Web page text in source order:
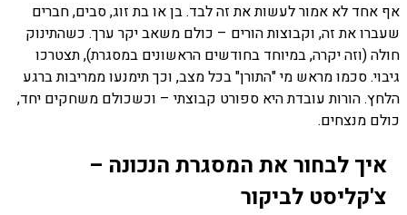
אף אחד לא אמור לעשות את זה לבד. בן או בת זוג, סבים, חברים
שעברו את זה, וקבוצות הורים – כולם משאב יקר ערך. כשהתינוק
חולה (וזה יקרה, במיוחד בחודשים הראשונים במסגרת), תצטרכו
גיבוי. סכמו מראש מי "התורן" בכל מצב, וכך תימנעו ממריבות ברגע
הלחץ. הורות עובדת היא ספורט קבוצתי – וכשכולם משחקים יחד,
כולם מנצחים.
איך לבחור את המסגרת הנכונה –
צ'קליסט לביקור